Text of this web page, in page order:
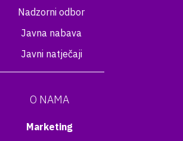
Nadzorni odbor
Javna nabava
Javni natječaji
O NAMA
Marketing